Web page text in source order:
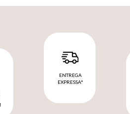
ENTREGA
EXPRESSA*